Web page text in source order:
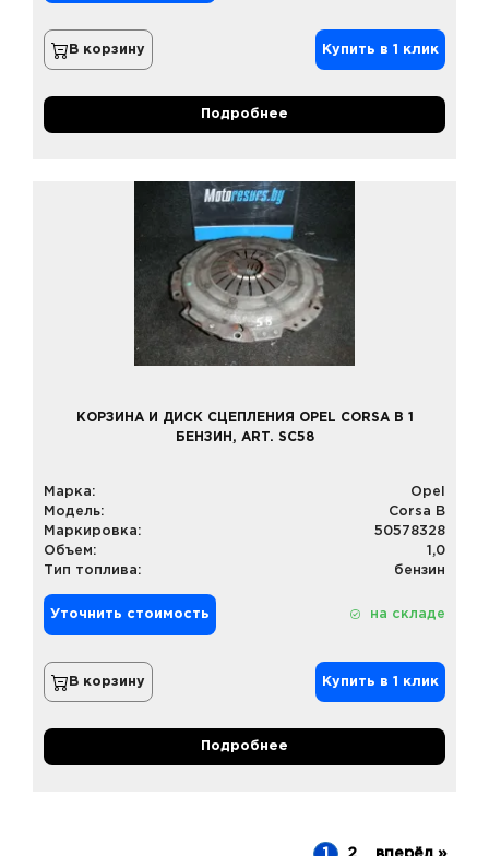
В корзину Купить в 1 клик
Подробнее
КОРЗИНА И ДИСК СЦЕПЛЕНИЯ OPEL CORSA B 1
БЕНЗИН, ART. SC58
Марка:
Opel
Модель:
Corsa B
Маркировка:
50578328
Объем:
1,0
Тип топлива:
бензин
Уточнить стоимость на складе
В корзину Купить в 1 клик
Подробнее